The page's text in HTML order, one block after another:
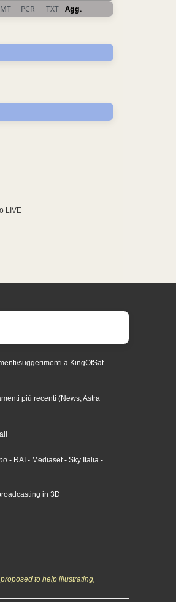
PCR TXT Agg.
LIVE
suggerimenti a KingOfSat
più recenti (News, Astra
- RAI - Mediaset - Sky Italia -
in 3D
to help illustrating,